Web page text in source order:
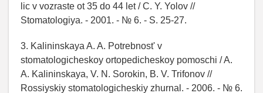
lic v vozraste ot 35 do 44 let / C. Y. Yolov //
Stomatologiya. - 2001. - № 6. - S. 25-27.
3. Kalininskaya A. A. Potrebnost' v
stomatologicheskoy ortopedicheskoy pomoschi / A.
A. Kalininskaya, V. N. Sorokin, B. V. Trifonov //
Rossiyskiy stomatologicheskiy zhurnal. - 2006. - № 6.